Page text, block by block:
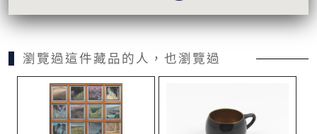
瀏覽過這件藏品的人，也瀏覽過